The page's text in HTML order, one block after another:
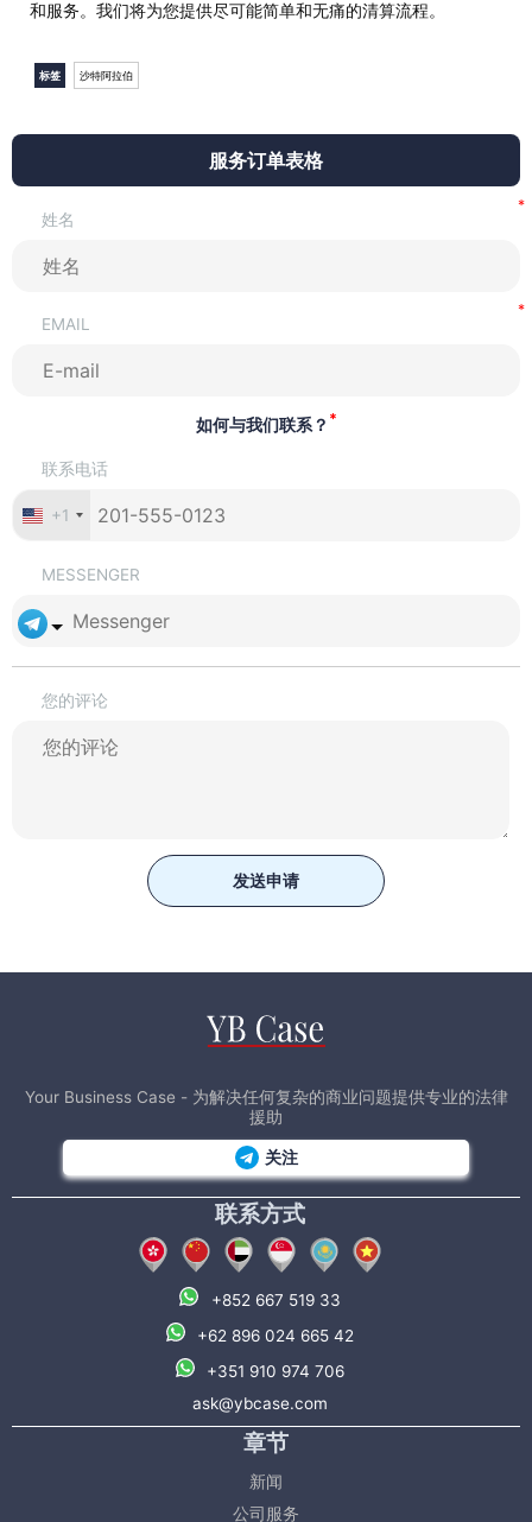
和服务。我们将为您提供尽可能简单和无痛的清算流程。
标签 沙特阿拉伯
服务订单表格
姓名
EMAIL
如何与我们联系？ *
联系电话
+1
MESSENGER
您的评论
发送申请
Your Business Case - 为解决任何复杂的商业问题提供专业的法律
援助
关注
联系方式
+852 667 519 33
+62 896 024 665 42
+351 910 974 706
ask@ybcase.com
章节
新闻
公司服务